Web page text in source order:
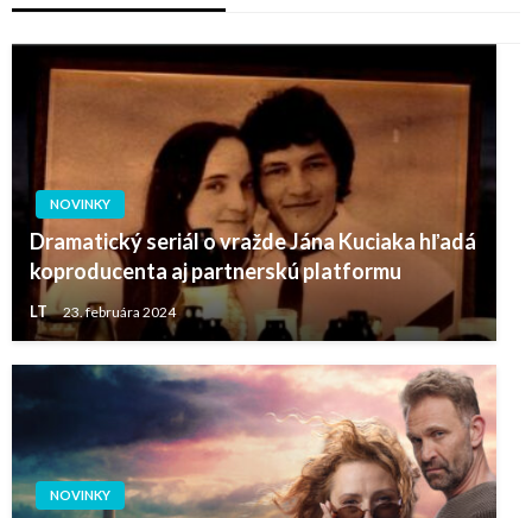
NOVINKY
Dramatický seriál o vražde Jána Kuciaka hľadá
koproducenta aj partnerskú platformu
LT 23. februára 2024
NOVINKY